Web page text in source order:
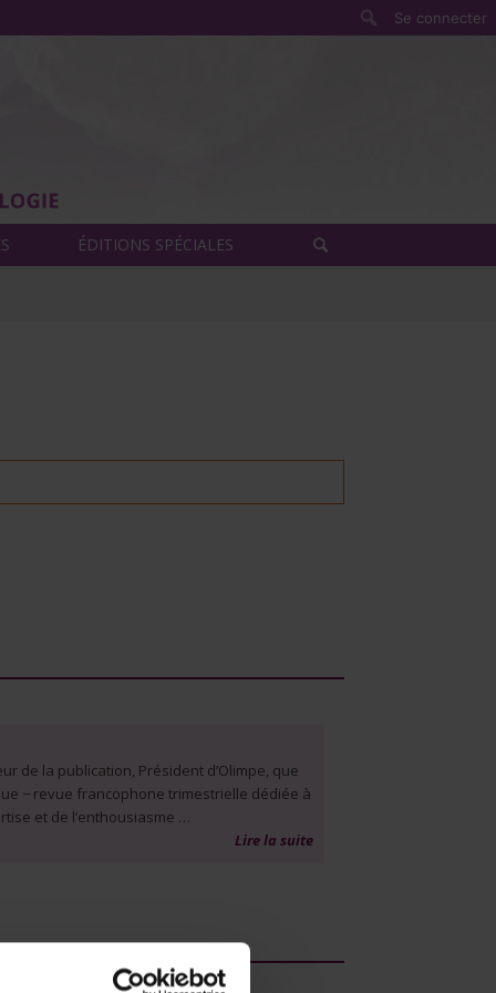
ÉDITIONS SPÉCIALES
de la publication, Président d’Olimpe, que
− revue francophone trimestrielle dédiée à
et de l’enthousiasme …
Lire la suite
Se connecter
Rechercher